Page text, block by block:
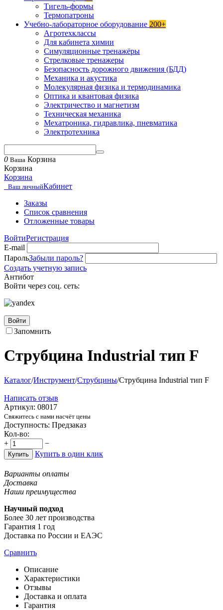
Тигель-формы
Термопатроны
Учебно-лабораторное оборудование 200+
Агротехклассы
Для кабинета химии
Симуляционные тренажёры
Стрелковые тренажеры
Безопасность дорожного движения (БДД)
Механика и акустика
Молекулярная физика и термодинамика
Оптика и квантовая физика
Электричество и магнетизм
Техническая механика
Мехатроника, гидравлика, пневматика
Электротехника
0 Ваша Корзина
Корзина
Корзина
Ваш личныйКабинет
Заказы
Список сравнения
Отложенные товары
ВойтиРегистрация
E-mail
ПарольЗабыли пароль?
Создать учетную запись
Антибот
Войти через соц. сеть:
Войти
Запомнить
Cтрубцина Industrial тип F
Каталог/Инструмент/Струбцины/Cтрубцина Industrial тип F
Написать отзыв
Артикул: 08017
Свяжитесь с нами насчёт цены
Доступность: Предзаказ
Кол-во:
+
−
Купить Купить в один клик
Варианты оплаты
Доставка
Наши преимущества
Научный подход
Более 30 лет производства
Гарантия 1 год
Доставка по России и ЕАЭС
Сравнить
Описание
Характеристики
Отзывы
Доставка и оплата
Гарантия